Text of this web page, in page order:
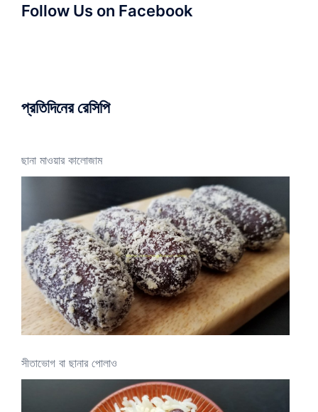
Follow Us on Facebook
প্রতিদিনের রেসিপি
ছানা মাওয়ার কালোজাম
সীতাভোগ বা ছানার পোলাও